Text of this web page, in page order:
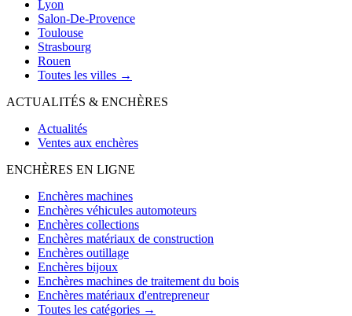
Lyon
Salon-De-Provence
Toulouse
Strasbourg
Rouen
Toutes les villes →
ACTUALITÉS & ENCHÈRES
Actualités
Ventes aux enchères
ENCHÈRES EN LIGNE
Enchères machines
Enchères véhicules automoteurs
Enchères collections
Enchères matériaux de construction
Enchères outillage
Enchères bijoux
Enchères machines de traitement du bois
Enchères matériaux d'entrepreneur
Toutes les catégories →